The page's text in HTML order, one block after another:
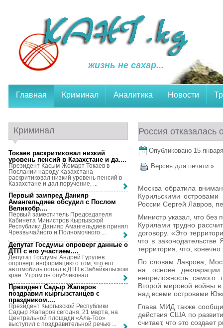
жизнь не сахар...
Главная Криминал Аналитика Новости
Россия отказалась
Опубликовано 15
Версия для печати »
Москва обратила
Курильскими
России Сергей Лавров,
Министр указал, что без
Курилами трудно
договору. «Это
что в
территория, что,
По словам Лаврова,
на основе
непреложность
Второй мировой войны
над всеми островами
Глава МИД также
действия США по
считает, что это создает
Криминал
Токаев раскритиковал низкий
уровень пенсий в Казахстане и да....
Президент Касым-Жомарт Токаев в
Послании народу Казахстана
раскритиковал низкий уровень пенсий в
Казахстане и дал поручение, ...
Первый зампред Данияр
Амангельдиев обсудил с Послом
Великобр....
Первый заместитель Председателя
Кабинета Министров Кыргызской
Республики Данияр Амангельдиев принял
Чрезвычайного и Полномочного ...
Депутат Госдумы опроверг данные о
ДТП с его участием....
Депутат Госдумы Андрей Гурулев
опроверг информацию о том, что его
автомобиль попал в ДТП в Забайкальском
крае. Утром он опубликовал ...
Президент Садыр Жапаров
поздравил кыргызстанцев с
праздником....
Президент Кыргызской Республики
Садыр Жапаров сегодня, 21 марта, на
Центральной площади «Ала-Тоо»
выступил с поздравительной речью ...